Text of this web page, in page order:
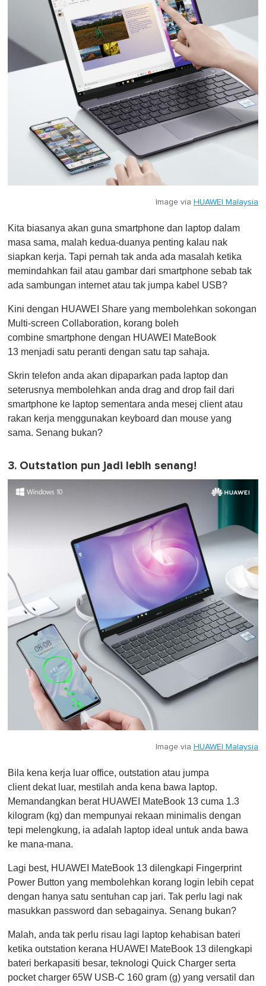
Image via HUAWEI Malaysia
Kita biasanya akan guna smartphone dan laptop dalam
masa sama, malah kedua-duanya penting kalau nak
siapkan kerja. Tapi pernah tak anda ada masalah ketika
memindahkan fail atau gambar dari smartphone sebab tak
ada sambungan internet atau tak jumpa kabel USB?
Kini dengan HUAWEI Share yang membolehkan sokongan
Multi-screen Collaboration, korang boleh
combine smartphone dengan HUAWEI MateBook
13 menjadi satu peranti dengan satu tap sahaja.
Skrin telefon anda akan dipaparkan pada laptop dan
seterusnya membolehkan anda drag and drop fail dari
smartphone ke laptop sementara anda mesej client atau
rakan kerja menggunakan keyboard dan mouse yang
sama. Senang bukan?
3. Outstation pun jadi lebih senang!
Image via HUAWEI Malaysia
Bila kena kerja luar office, outstation atau jumpa
client dekat luar, mestilah anda kena bawa laptop.
Memandangkan berat HUAWEI MateBook 13 cuma 1.3
kilogram (kg) dan mempunyai rekaan minimalis dengan
tepi melengkung, ia adalah laptop ideal untuk anda bawa
ke mana-mana.
Lagi best, HUAWEI MateBook 13 dilengkapi Fingerprint
Power Button yang membolehkan korang login lebih cepat
dengan hanya satu sentuhan cap jari. Tak perlu lagi nak
masukkan password dan sebagainya. Senang bukan?
Malah, anda tak perlu risau lagi laptop kehabisan bateri
ketika outstation kerana HUAWEI MateBook 13 dilengkapi
bateri berkapasiti besar, teknologi Quick Charger serta
pocket charger 65W USB-C 160 gram (g) yang versatil dan